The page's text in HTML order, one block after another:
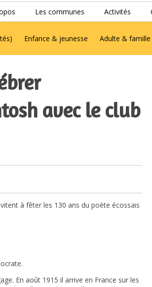
Les communes Activités
Enfance & jeunesse Adulte & famille
avec le club
à fêter les 130 ans du poète écossais
En août 1915 il arrive en France sur les